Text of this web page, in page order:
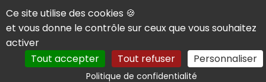
Panneau de gestion des cookies
Ce site utilise des cookies 🍪
et vous donne le contrôle sur ceux que vous souhaitez
activer
Tout accepter
Tout refuser Personnaliser
Politique de confidentialitéRechercher